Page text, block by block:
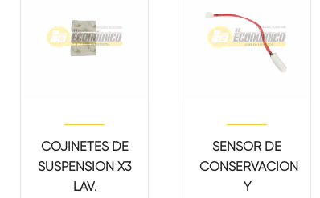
COJINETES DE
SUSPENSION X3
LAV.
SENSOR DE
CONSERVACION
Y